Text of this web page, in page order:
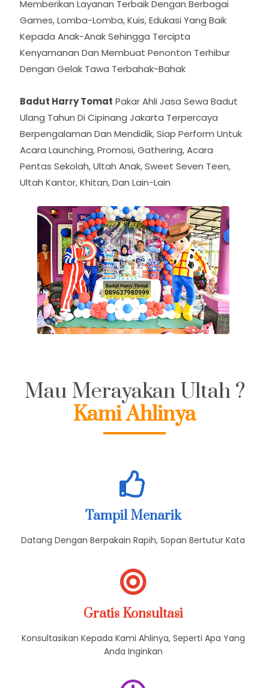
Memberikan Layanan Terbaik Dengan Berbagai
Games, Lomba-Lomba, Kuis, Edukasi Yang Baik
Kepada Anak-Anak Sehingga Tercipta
Kenyamanan Dan Membuat Penonton Terhibur
Dengan Gelak Tawa Terbahak-Bahak
Badut Harry Tomat Pakar Ahli Jasa Sewa Badut
Ulang Tahun Di Cipinang Jakarta Terpercaya
Berpengalaman Dan Mendidik, Siap Perform Untuk
Acara Launching, Promosi, Gathering, Acara
Pentas Sekolah, Ultah Anak, Sweet Seven Teen,
Ultah Kantor, Khitan, Dan Lain-Lain
Mau Merayakan Ultah ?
Kami Ahlinya
Tampil Menarik
Datang Dengan Berpakain Rapih, Sopan Bertutur Kata
Gratis Konsultasi
Konsultasikan Kepada Kami Ahlinya, Seperti Apa Yang
Anda Inginkan